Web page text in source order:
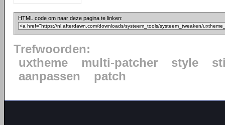
HTML code om naar deze pagina te linken:
Trefwoorden:
uxtheme
multi-patcher style
aanpassen
patch